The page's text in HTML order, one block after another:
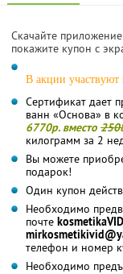
Скачайте
покажите купон с
В акции участвуют
Сертификат дает
ванн «Основа» в
6770р. вместо
килограмм за 2
Вы можете
подарок!
Один купон
Необходимо
почте
телефон и номер
Необходимо